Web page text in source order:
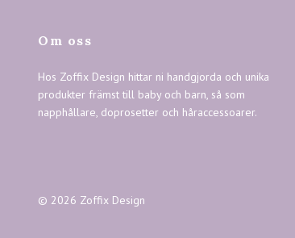
Om oss
Hos Zoffix Design hittar ni handgjorda och unika
produkter främst till baby och barn, så som
napphållare, doprosetter och håraccessoarer.
© 2026 Zoffix Design